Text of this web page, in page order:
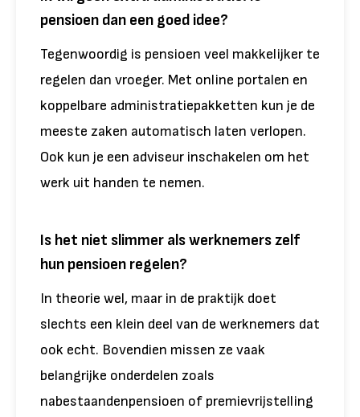
pensioen dan een goed idee?
Tegenwoordig is pensioen veel makkelijker te
regelen dan vroeger. Met online portalen en
koppelbare administratiepakketten kun je de
meeste zaken automatisch laten verlopen.
Ook kun je een adviseur inschakelen om het
werk uit handen te nemen.
Is het niet slimmer als werknemers zelf
hun pensioen regelen?
In theorie wel, maar in de praktijk doet
slechts een klein deel van de werknemers dat
ook echt. Bovendien missen ze vaak
belangrijke onderdelen zoals
nabestaandenpensioen of premievrijstelling